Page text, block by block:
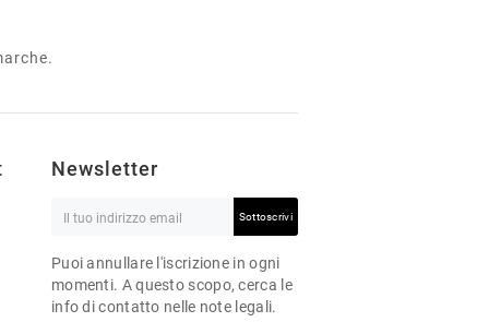
Newsletter
Sottoscrivi
Puoi annullare l'iscrizione in ogni
momenti. A questo scopo, cerca le
info di contatto nelle note legali.